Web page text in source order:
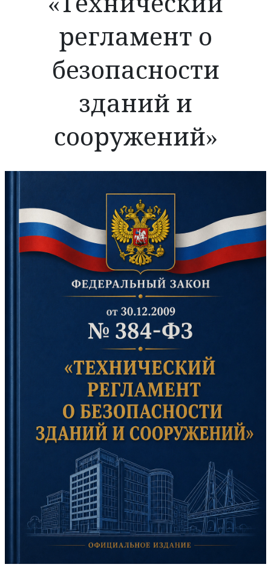
регламент о
безопасности
зданий и
сооружений»